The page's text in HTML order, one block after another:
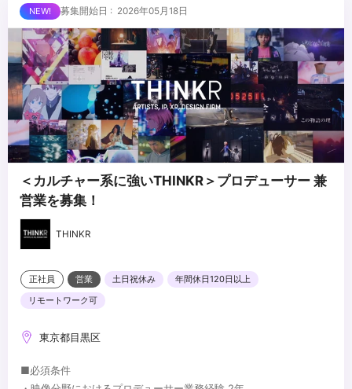
■求める人物像
・好奇心が強く、何事にも新しいことにチャレンジしたいという志
向がある方
・結果にコミットメントを持つことが出来る方
...
募集開始日 : 2026年05月18日
＜カルチャー系に強いTHINKR＞プロデューサー 兼
営業を募集！
THINKR
正社員 営業 土日祝休み
年間休日120日以上
リモートワーク可
東京都目黒区
■必須条件